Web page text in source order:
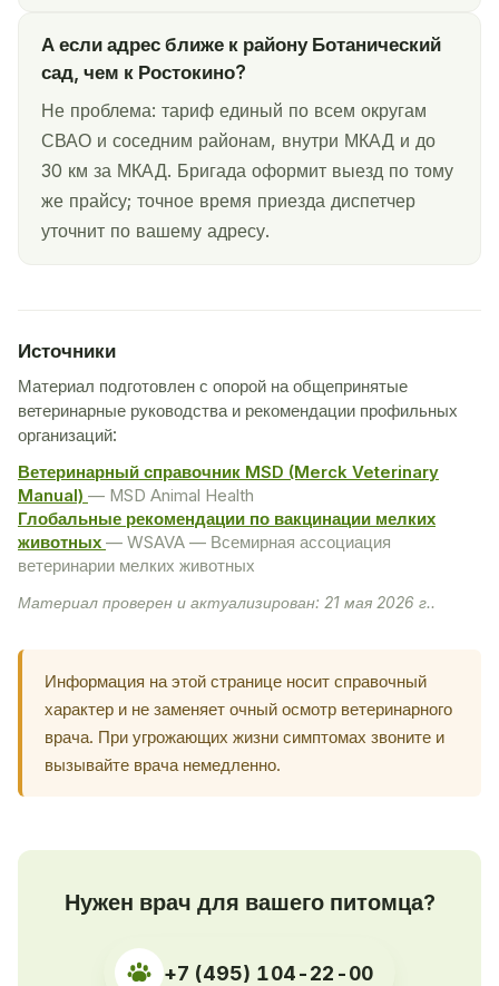
А если адрес ближе к району Ботанический
сад, чем к Ростокино?
Не проблема: тариф единый по всем округам
СВАО и соседним районам, внутри МКАД и до
30 км за МКАД. Бригада оформит выезд по тому
же прайсу; точное время приезда диспетчер
уточнит по вашему адресу.
Источники
Материал подготовлен с опорой на общепринятые
ветеринарные руководства и рекомендации профильных
организаций:
Ветеринарный справочник MSD (Merck Veterinary
Manual) — MSD Animal Health
Глобальные рекомендации по вакцинации мелких
животных — WSAVA — Всемирная ассоциация
ветеринарии мелких животных
Материал проверен и актуализирован: 21 мая 2026 г..
Информация на этой странице носит справочный
характер и не заменяет очный осмотр ветеринарного
врача. При угрожающих жизни симптомах звоните и
вызывайте врача немедленно.
Нужен врач для вашего питомца?
+7 (495) 104-22-00